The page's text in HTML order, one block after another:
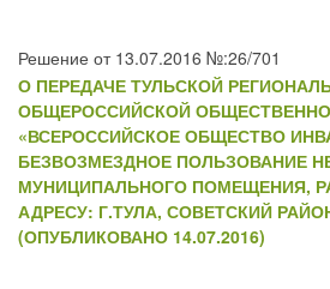
Решение от 13.07.2016 №:26/701
О ПЕРЕДАЧЕ ТУЛЬСКОЙ
ОБЩЕРОССИЙСКОЙ
«ВСЕРОССИЙСКОЕ ОБЩЕСТВО
БЕЗВОЗМЕЗДНОЕ ПОЛЬЗОВАНИЕ
МУНИЦИПАЛЬНОГО ПОМЕЩЕНИЯ,
АДРЕСУ: Г.ТУЛА, СОВЕТСКИЙ
(ОПУБЛИКОВАНО 14.07.2016)